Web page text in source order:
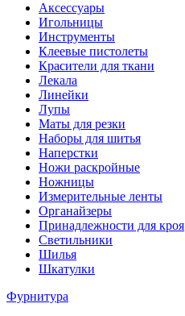
Аксессуары
Игольницы
Инструменты
Клеевые пистолеты
Красители для ткани
Лекала
Линейки
Лупы
Маты для резки
Наборы для шитья
Наперстки
Ножи раскройные
Ножницы
Измерительные ленты
Органайзеры
Принадлежности для кроя
Светильники
Шилья
Шкатулки
Фурнитура